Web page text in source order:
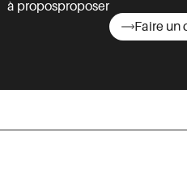
à proposproposer
Faire un